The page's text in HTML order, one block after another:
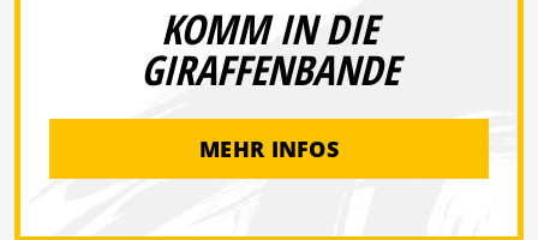
KOMM IN DIE
GIRAFFENBANDE
MEHR INFOS